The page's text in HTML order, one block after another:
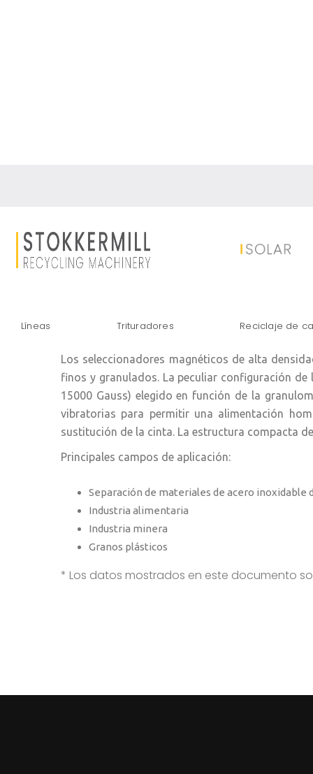
Líneas Trituradores Reciclaje de
Seleccionador
Los seleccionadores magnéticos de alta
finos y granulados. La peculiar configuración
15000 Gauss) elegido en función de la
vibratorias para permitir una alimentación
sustitución de la cinta. La estructura compacta
Principales campos de aplicación:
Separación de materiales de acero inoxidable
Industria alimentaria
Industria minera
Granos plásticos
* Los datos mostrados en este documento